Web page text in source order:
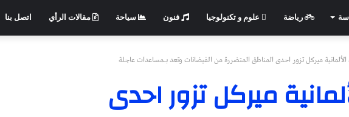
رياضة علوم و تكنولوجيا فنون سياحة مقالات الرأي اتصل بنا
ميركل تزور احدى المناطق المتضررة من الفيضانات وتعد بـمساعدات عاجلة
ميركل تزور احدى